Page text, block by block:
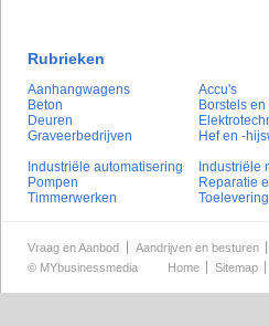
Rubrieken
Aanhangwagens Accu's
Beton
Borstels
Deuren
Graveerbedrijven
Hef en -
Industriële automatisering
Industriële
Pompen
Reparatie
Timmerwerken
Vraag en Aanbod Aandrijven en besturen
© MYbusinessmedia Home Sitemap